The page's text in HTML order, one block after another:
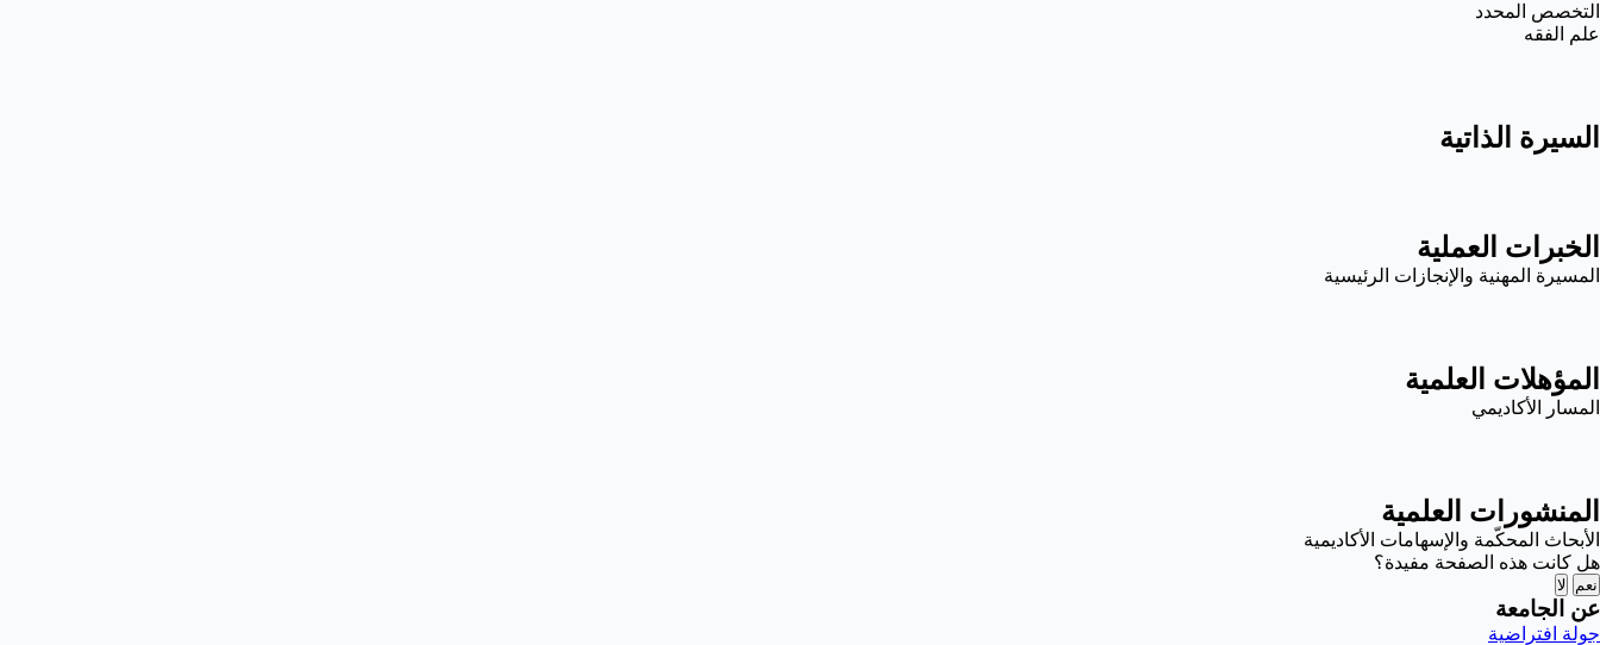
التخصص المحدد
علم الفقه
السيرة الذاتية
الخبرات العملية
المسيرة المهنية والإنجازات الرئيسية
المؤهلات العلمية
المسار الأكاديمي
المنشورات العلمية
الأبحاث المحكّمة والإسهامات الأكاديمية
هل كانت هذه الصفحة مفيدة؟
نعم لا
عن الجامعة
جولة افتراضية